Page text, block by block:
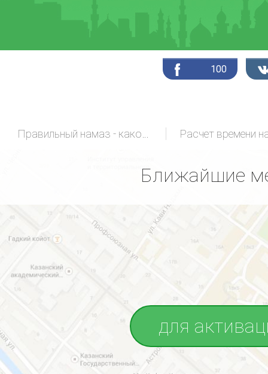
100
Правильный намаз - какой он? Расчет времени
Ближайшие
для